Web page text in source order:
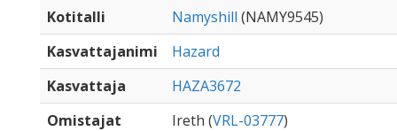
Kotitalli
Namyshill (NAMY9545)
Kasvattajanimi
Hazard
Kasvattaja
HAZA3672
Omistajat
Ireth (VRL-03777)